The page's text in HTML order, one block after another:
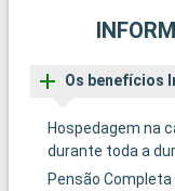
Os benefícios
Hospedagem na
durante toda a
Pensão